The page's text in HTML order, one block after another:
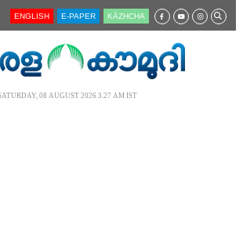
ENGLISH E-PAPER KĀZHCHA
08 AUGUST 2026 3.27 AM IST